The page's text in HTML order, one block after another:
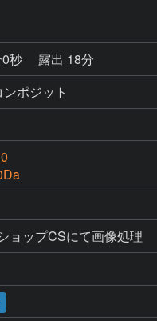
秒
露出 18分
ポジット
ョップCSにて画像処理